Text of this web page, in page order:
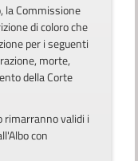
la Commissione
di coloro che
per i seguenti
morte,
della Corte
rimarranno validi i
con